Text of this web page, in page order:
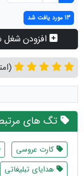
13 مورد یافت شد
افزودن شغل
(امتیاز
تگ های
کارت عروسی
هدایای تبلیغاتی